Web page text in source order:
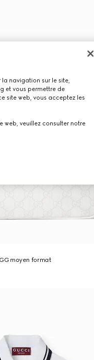
moyen format
navigation sur le site,
et vous permettre de
site web, vous acceptez les
web, veuillez consulter notre